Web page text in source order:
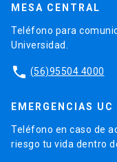
MESA CENTRAL
Teléfono para
Universidad.
phone (56)95504 4000
EMERGENCIAS UC
Teléfono en caso de
riesgo tu vida dentro